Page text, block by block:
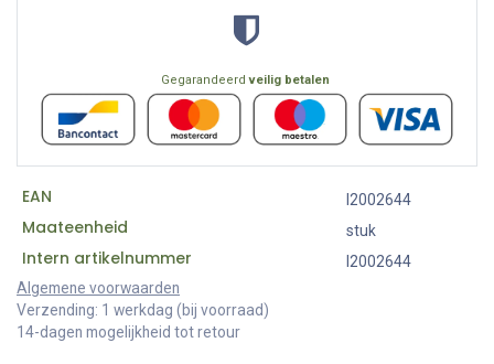
Gegarandeerdveilig betalen
EAN I2002644
Maateenheid stuk
Intern artikelnummer
I2002644
Algemene voorwaarden
Verzending: 1 werkdag (bij voorraad)
14-dagen mogelijkheid tot retour